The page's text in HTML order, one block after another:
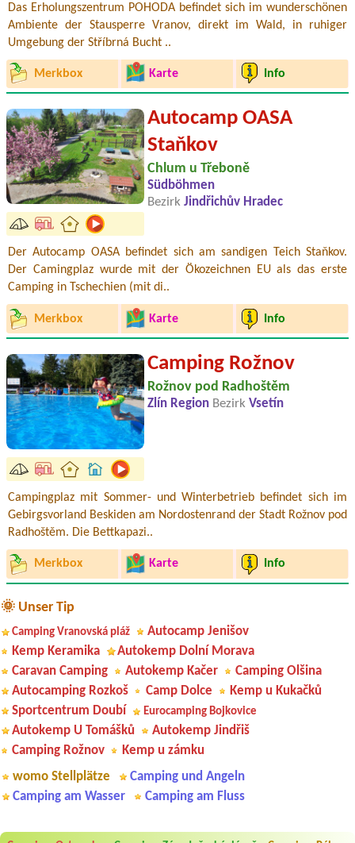
Das Erholungszentrum POHODA befindet sich im wunderschönen
Ambiente der Stausperre Vranov, direkt im Wald, in ruhiger
Umgebung der Stříbrná Bucht ..
Merkbox Karte Info
Autocamp OASA
Staňkov
Chlum u Třeboně
Südböhmen
Bezirk Jindřichův Hradec
Der Autocamp OASA befindet sich am sandigen Teich Staňkov.
Der Camingplaz wurde mit der Ökozeichnen EU als das erste
Camping in Tschechien (mit di..
Merkbox Karte Info
Camping Rožnov
Rožnov pod Radhoštěm
Zlín Region Bezirk Vsetín
Campingplaz mit Sommer- und Winterbetrieb befindet sich im
Gebirgsvorland Beskiden am Nordostenrand der Stadt Rožnov pod
Radhoštěm. Die Bettkapazi..
Merkbox Karte Info
🌞 Unser Tip
Camping Vranovská pláž
Autocamp Jenišov
Kemp Keramika
Autokemp Dolní Morava
Caravan Camping
Autokemp Kačer
Camping Olšina
Autocamping Rozkoš
Camp Dolce
Kemp u Kukačků
Sportcentrum Doubí
Eurocamping Bojkovice
Autokemp U Tomášků
Autokemp Jindřiš
Camping Rožnov
Kemp u zámku
womo Stellplätze
Camping und Angeln
Camping am Wasser
Camping am Fluss